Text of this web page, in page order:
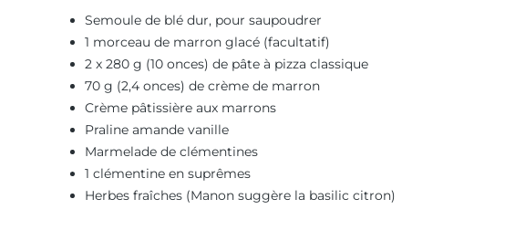
Semoule de blé dur, pour saupoudrer
1 morceau de marron glacé (facultatif)
2 x 280 g (10 onces) de pâte à pizza classique
70 g (2,4 onces) de crème de marron
Crème pâtissière aux marrons
Praline amande vanille
Marmelade de clémentines
1 clémentine en suprêmes
Herbes fraîches (Manon suggère la basilic citron)